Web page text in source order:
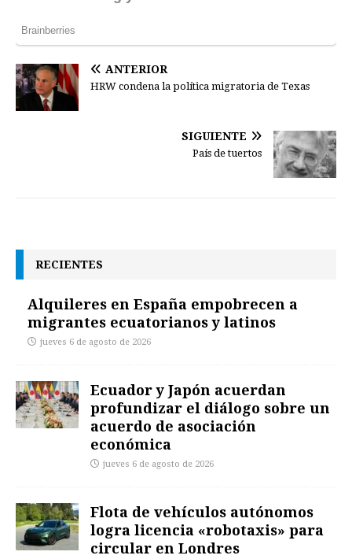
ANTERIOR
HRW condena la política migratoria de Texas
SIGUIENTE
País de tuertos
RECIENTES
Alquileres en España empobrecen a
migrantes ecuatorianos y latinos
jueves 6 de agosto de 2026
Ecuador y Japón acuerdan
profundizar el diálogo sobre un
acuerdo de asociación
económica
jueves 6 de agosto de 2026
Flota de vehículos autónomos
logra licencia «robotaxis» para
circular en Londres